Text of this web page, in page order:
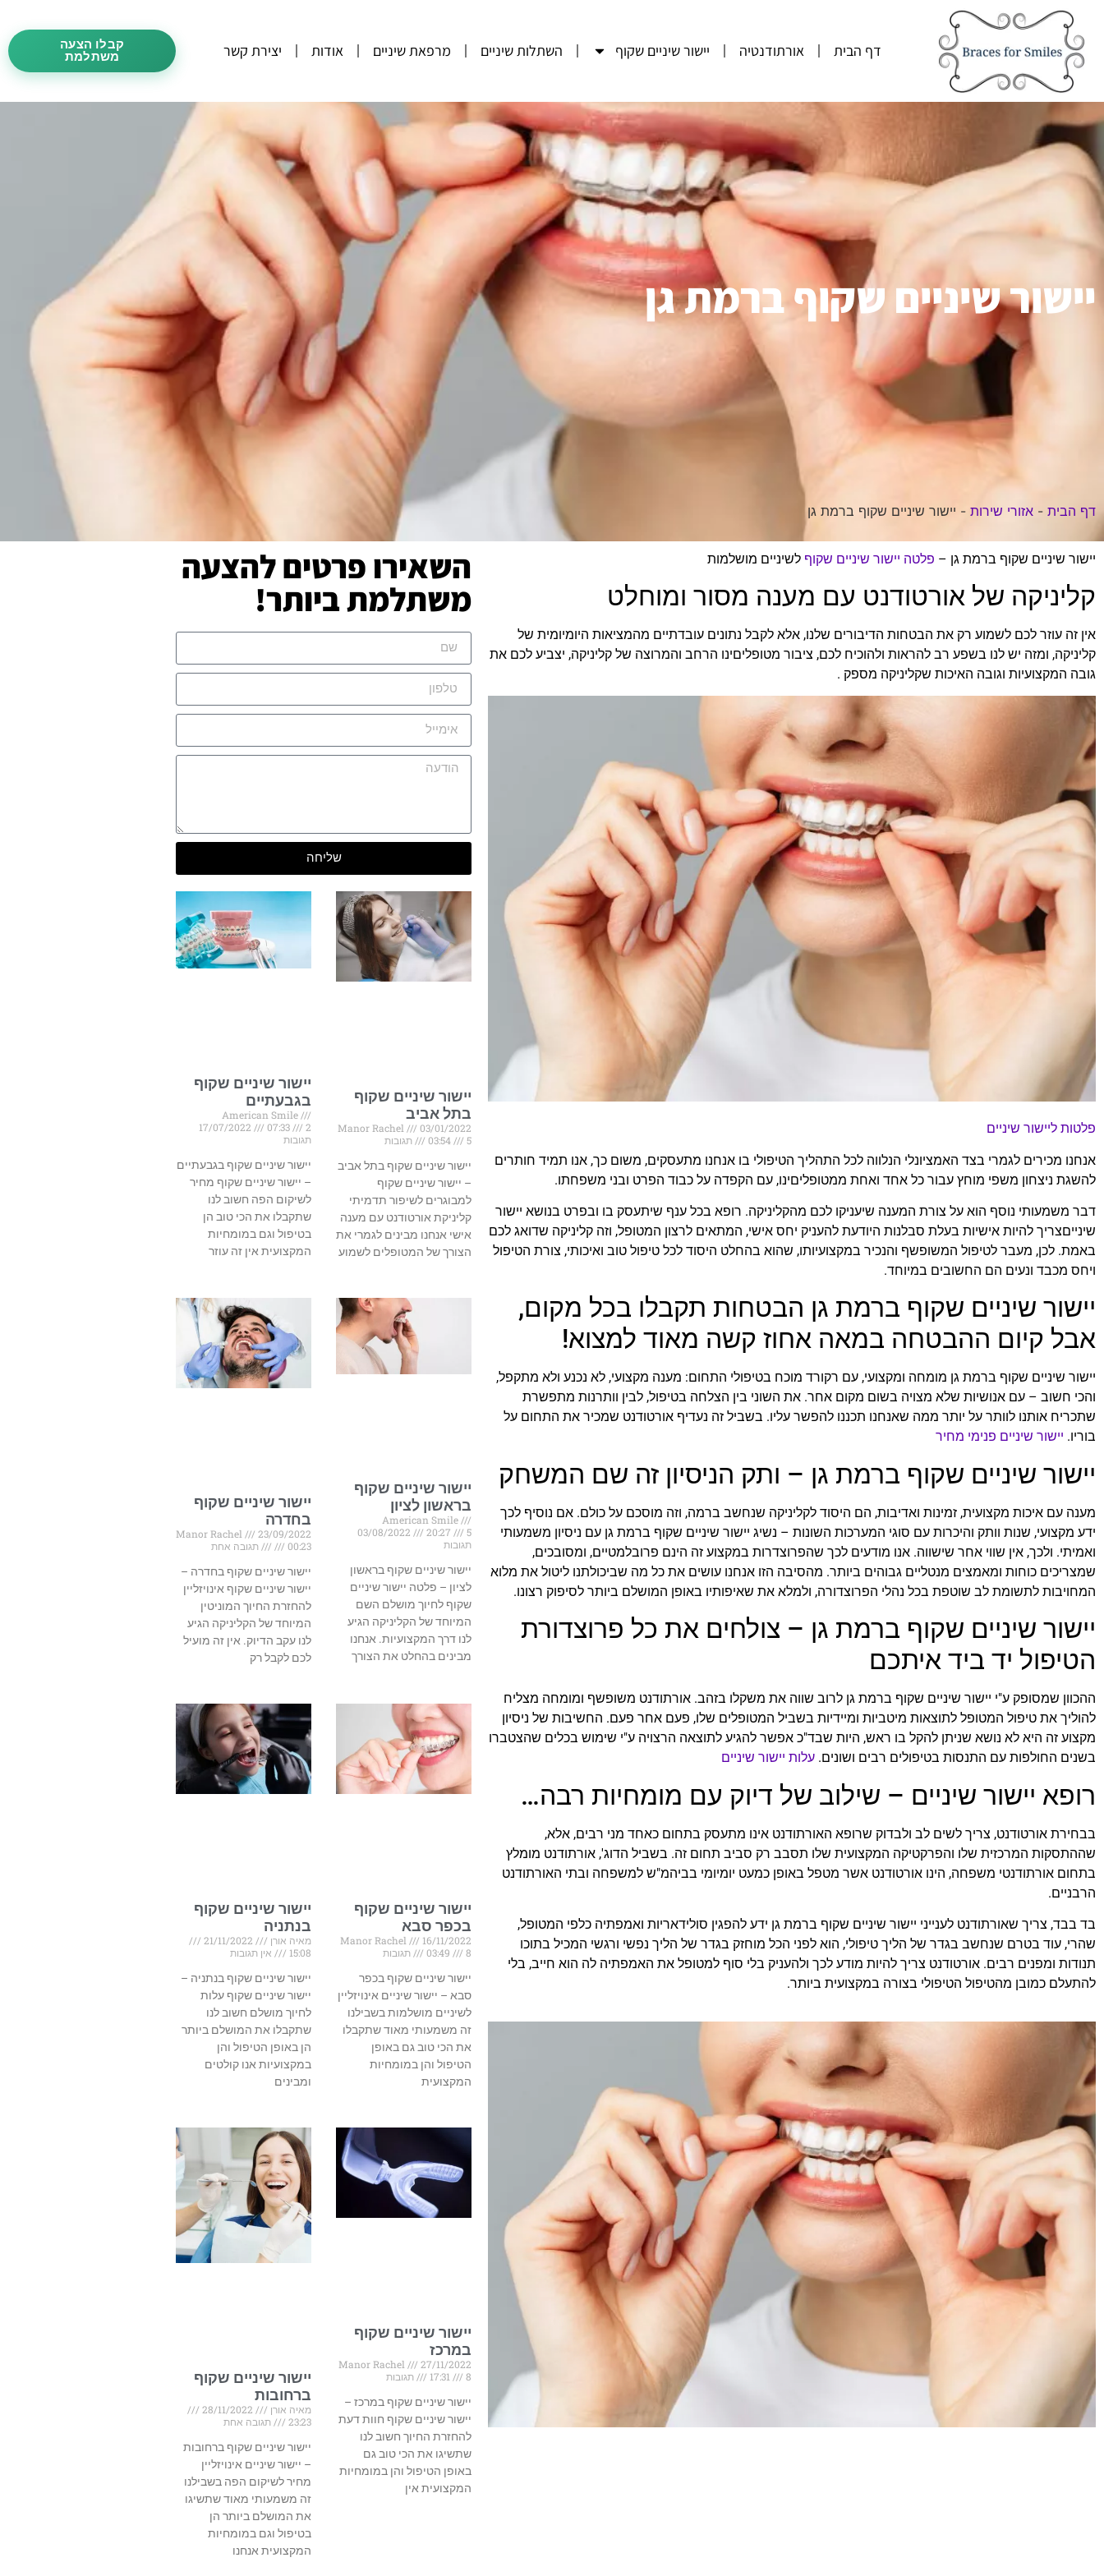
דף הבית אורתודנטיה יישור שיניים שקוף השתלות שיניים מרפאת שיניים אודות יצירת קשר
קבלו הצעה
משתלמת
יישור שיניים שקוף ברמת גן
דף הבית - אזורי שירות - יישור שיניים שקוף ברמת גן
יישור שיניים שקוף ברמת גן – פלטה יישור שיניים שקוף לשיניים מושלמות
קליניקה של אורטודנט עם מענה מסור ומוחלט
אין זה עוזר לכם לשמוע רק את הבטחות הדיבורים שלנו, אלא לקבל נתונים עובדתיים מהמציאות היומיומית של
קליניקה, ומזה יש לנו בשפע רב להראות ולהוכיח לכם, ציבור מטופליםינו הרחב והמרוצה של קליניקה, יצביע לכם את
גובה המקצועיות וגובה האיכות שקליניקה מספק .
פלטות ליישור שיניים
אנחנו מכירים לגמרי בצד האמציונלי הנלווה לכל התהליך הטיפולי בו אנחנו מתעסקים, משום כך, אנו תמיד חותרים
להשגת ניצחון משפי מוחץ עבור כל אחד ואחת ממטופליםינו, עם הקפדה על כבוד הפרט ובני משפחתו.
דבר משמעותי נוסף הוא על צורת המענה שיעניקו לכם מהקליניקה. רופא בכל ענף שיתעסק בו ובפרט בנושא יישור
שינייםצריך להיות אישיות בעלת סבלנות היודעת להעניק יחס אישי, המתאים לרצון המטופל, וזה קליניקה שדואג לכם
באמת. לכן, מעבר לטיפול המשופשף והנכיר במקצועיותו, שהוא בהחלט היסוד לכל טיפול טוב ואיכותי, צורת הטיפול
ויחס מכבד ונעים הם החשובים במיוחד.
יישור שיניים שקוף ברמת גן הבטחות תקבלו בכל מקום,
אבל קיום ההבטחה במאה אחוז קשה מאוד למצוא!
יישור שיניים שקוף ברמת גן מומחה ומקצועי, עם רקורד מוכח בטיפולי התחום: מענה מקצועי, לא נכנע ולא מתקפל,
והכי חשוב – עם אנושיות שלא מצויה בשום מקום אחר. את השוני בין הצלחה בטיפול, לבין וותרנות מתפשרת
שתכריח אותנו לוותר על יותר ממה שאנחנו תכננו להפשר עליו. בשביל זה נעדיף אורטודנט שמכיר את התחום על
בוריו. יישור שיניים פנימי מחיר
יישור שיניים שקוף ברמת גן – ותק הניסיון זה שם המשחק
מענה עם איכות מקצועית, זמינות ואדיבות, הם היסוד לקליניקה שנחשב ברמה, וזה מוסכם על כולם. אם נוסיף לכך
ידע מקצועי, שנות וותק והיכרות עם סוגי המערכות השונות – נשיג יישור שיניים שקוף ברמת גן עם ניסיון משמעותי
ואמיתי. ולכך, אין שווי אחר שישווה. אנו מודעים לכך שהפרוצדרות במקצוע זה הינם פרובלמטיים, ומסובכים,
שמצריכים כוחות ומאמצים מנטליים גבוהים ביותר. מהסיבה הזו אנחנו עושים את כל מה שביכולתנו ליטול את מלוא
המחויבות לתשומת לב שוטפת בכל נהלי הפרוצדורה, ולמלא את שאיפותיו באופן המושלם ביותר לסיפוק רצונו.
יישור שיניים שקוף ברמת גן – צולחים את כל פרוצדורת
הטיפול יד ביד איתכם
ההכוון שמסופק ע"י יישור שיניים שקוף ברמת גן לרוב שווה את משקלו בזהב. אורתודנט משופשף ומומחה מצליח
להוליך את טיפול המטופל לתוצאות מיטביות ומיידיות בשביל המטופלים שלו, פעם אחר פעם. החשיבות של ניסיון
מקצוע זה היא לא נושא שניתן להקל בו ראש, היות שבד"כ אפשר להגיע לתוצאה הרצויה ע"י שימוש בכלים שהצטברו
בשנים החולפות עם התנסות בטיפולים רבים ושונים. עלות יישור שיניים
רופא יישור שיניים – שילוב של דיוק עם מומחיות רבה…
בבחירת אורטודנט, צריך לשים לב ולבדוק שרופא האורתודנט אינו מתעסק בתחום כאחד מני רבים, אלא,
שההתסקות המרכזית שלו והפרקטיקה המקצועית שלו תסבב רק סביב תחום זה. בשביל הדוג', אורתודנט מומלץ
בתחום אורתודנטי משפחה, הינו אורטודנט אשר מטפל באופן כמעט יומיומי בביהמ"ש למשפחה ובתי האורתודנט
הרבניים.
בד בבד, צריך שאורתודנט לענייני יישור שיניים שקוף ברמת גן ידע להפגין סולידאריות ואמפתיה כלפי המטופל,
שהרי, עוד בטרם שנחשב בגדר של הליך טיפולי, הוא לפני הכל מוחזק בגדר של הליך נפשי ורגשי המכיל בתוכו
תנודות ומפנים רבים. אורטודנט צריך להיות מודע לכך ולהעניק בלי סוף למטופל את האמפתיה לה הוא חייב, בלי
להתעלם כמובן מהטיפול הטיפולי בצורה במקצועית ביותר.
השאירו פרטים להצעה
משתלמת ביותר!
שליחה
יישור שיניים שקוף
בתל אביב
Manor Rachel
03/01/2022
03:54
5 תגובות
יישור שיניים שקוף בתל אביב
– יישור שיניים שקוף
למבוגרים לשיפור תדמיתי
קליניקת אורטודנט עם מענה
אישי אנחנו מבינים לגמרי את
הצורך של המטופלים לשמוע
יישור שיניים שקוף
בגבעתיים
American Smile
17/07/2022
07:33
2
תגובות
יישור שיניים שקוף בגבעתיים
– יישור שיניים שקוף מחיר
לשיקום הפה חשוב לנו
שתקבלו את הכי טוב הן
בטיפול וגם במומחיות
המקצועית אין זה עוזר
יישור שיניים שקוף
בראשון לציון
American Smile
03/08/2022
20:27
5
תגובות
יישור שיניים שקוף בראשון
לציון – פלטה יישור שיניים
שקוף לחיוך מושלם השם
המיוחד של הקליניקה הגיע
לנו דרך המקצועיות. אנחנו
מבינים בהחלט את הצורך
יישור שיניים שקוף
בחדרה
Manor Rachel
23/09/2022
00:23
תגובה אחת
יישור שיניים שקוף בחדרה –
יישור שיניים שקוף אינויזליין
להחזרת החיוך המוניטין
המיוחד של הקליניקה הגיע
לנו עקב הדיוק. אין זה מועיל
לכם לקבל רק
יישור שיניים שקוף
בכפר סבא
Manor Rachel
16/11/2022
03:49
8 תגובות
יישור שיניים שקוף בכפר
סבא – יישור שיניים אינויזליין
לשיניים מושלמות בשבילנו
זה משמעותי מאוד שתקבלו
את הכי טוב גם באופן
הטיפול והן במומחיות
המקצועית
יישור שיניים שקוף
בנתניה
מאיה אורן
21/11/2022
15:08
אין תגובות
יישור שיניים שקוף בנתניה –
יישור שיניים שקוף עלות
לחיוך מושלם חשוב לנו
שתקבלו את המושלם ביותר
הן באופן הטיפול והן
במקצועיות אנו קולטים
ומבינים
יישור שיניים שקוף
במרכז
Manor Rachel
27/11/2022
17:31
8 תגובות
יישור שיניים שקוף במרכז –
יישור שיניים שקוף חוות דעת
להחזרת החיוך חשוב לנו
שתשיגו את הכי טוב גם
באופן הטיפול והן במומחיות
המקצועית אין
יישור שיניים שקוף
ברחובות
מאיה אורן
23:23
תגובה אחת
יישור שיניים שקוף ברחובות
– יישור שיניים אינויזליין
מחיר לשיקום הפה בשבילנו
זה משמעותי מאוד שתשיגו
את המושלם ביותר הן
בטיפול וגם במומחיות
המקצועית אנחנו